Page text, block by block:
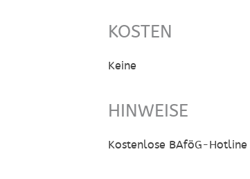
KOSTEN
Keine
HINWEISE
Kostenlose BAföG-